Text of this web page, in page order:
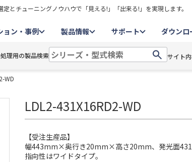
とチューニングノウハウで「見える!」「出来る!」を実現します。
ョン・事例 製品情報 サポート ダウンロ
理用の製品検索 サイト
WD
LDL2-431X16RD2-WD
【受注生産品】
幅443mm×奥行き20mm×高さ20mm、発光面
指向性はワイドタイプ。